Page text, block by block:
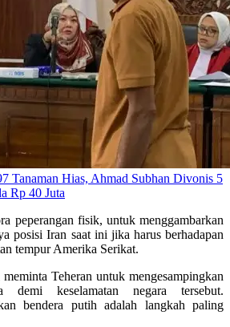
Tanaman Hias, Ahmad Subhan Divonis 5
Rp 40 Juta
peperangan fisik, untuk menggambarkan
posisi Iran saat ini jika harus berhadapan
tempur Amerika Serikat.
Teheran untuk mengesampingkan
demi keselamatan negara tersebut.
bendera putih adalah langkah paling